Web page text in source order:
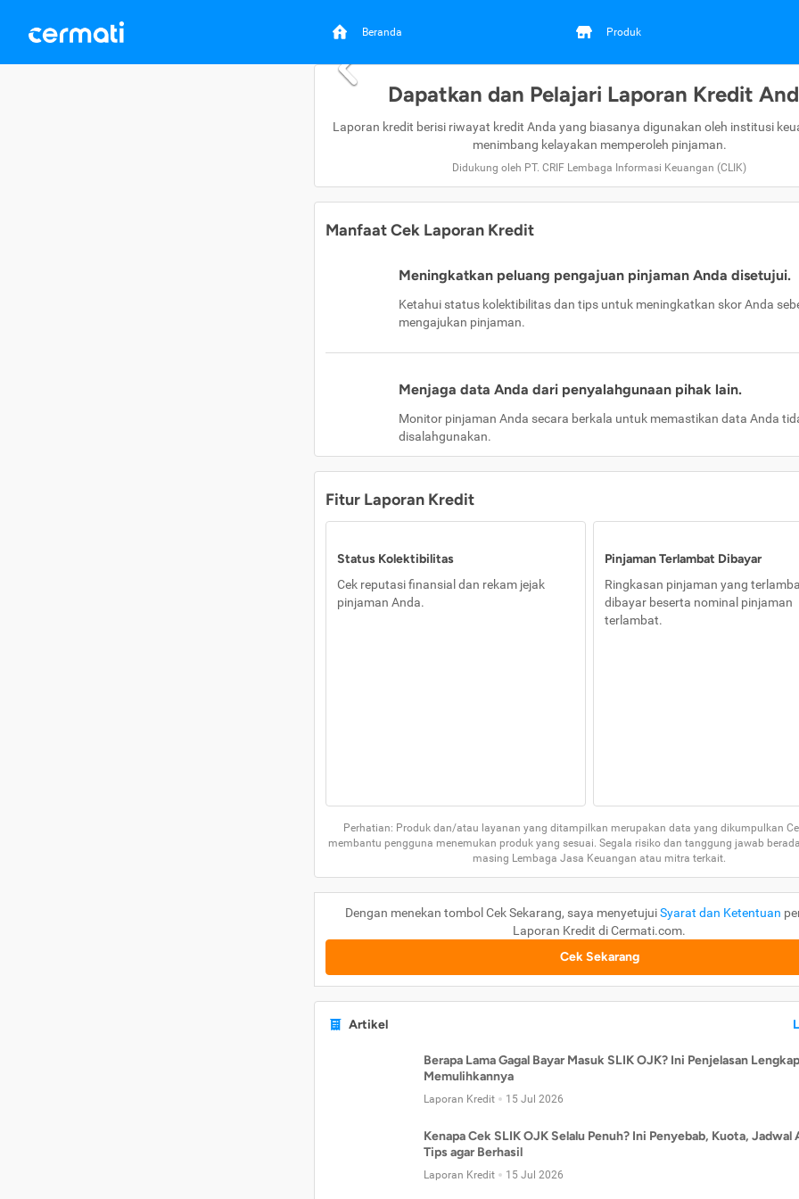
Beranda Produk
Dapatkan dan Pelajari Laporan Kredit
Laporan kredit berisi riwayat kredit Anda yang biasanya digunakan oleh institusi
menimbang kelayakan memperoleh pinjaman.
Didukung oleh PT. CRIF Lembaga Informasi Keuangan (CLIK)
Manfaat Cek Laporan Kredit
Meningkatkan peluang pengajuan pinjaman Anda disetujui.
Ketahui status kolektibilitas dan tips untuk meningkatkan skor Anda
mengajukan pinjaman.
Menjaga data Anda dari penyalahgunaan pihak lain.
Monitor pinjaman Anda secara berkala untuk memastikan data Anda
disalahgunakan.
Fitur Laporan Kredit
Status Kolektibilitas
Cek reputasi finansial dan rekam jejak
pinjaman Anda.
Pinjaman Terlambat Dibayar
Ringkasan pinjaman yang
dibayar beserta nominal pinjaman
terlambat.
Perhatian: Produk dan/atau layanan yang ditampilkan merupakan data yang dikumpulkan
membantu pengguna menemukan produk yang sesuai. Segala risiko dan tanggung jawab
masing Lembaga Jasa Keuangan atau mitra terkait.
Dengan menekan tombol Cek Sekarang, saya menyetujuiSyarat dan Ketentuan
Laporan Kredit di Cermati.com.
Cek Sekarang
Artikel
Berapa Lama Gagal Bayar Masuk SLIK OJK? Ini Penjelasan
Memulihkannya
Laporan Kredit 15 Jul 2026
Kenapa Cek SLIK OJK Selalu Penuh? Ini Penyebab, Kuota, Jadwal
Tips agar Berhasil
Laporan Kredit 15 Jul 2026